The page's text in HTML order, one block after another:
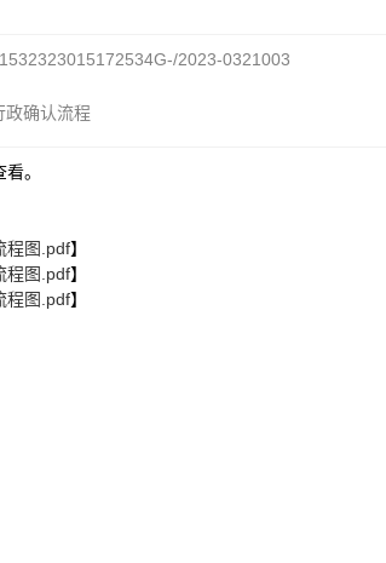
2023-0321003
政确认流程
。
程图.pdf】
程图.pdf】
程图.pdf】